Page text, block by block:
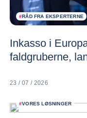
#RÅD FRA EKSPERTERNE
Inkasso i
faldgruberne,
23 / 07 / 2026
#VORES LØSNINGER